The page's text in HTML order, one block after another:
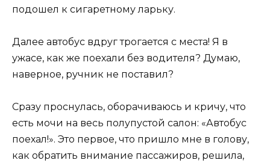
подошел к сигаретному ларьку.
Далее автобус вдруг трогается с места! Я в
ужасе, как же поехали без водителя? Думаю,
наверное, ручник не поставил?
Сразу проснулась, оборачиваюсь и кричу, что
есть мочи на весь полупустой салон: «Автобус
поехал!». Это первое, что пришло мне в голову,
как обратить внимание пассажиров, решила,